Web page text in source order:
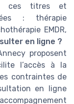
ces titres et
: thérapie
EMDR,
en ligne ?
proposent
l’accès à la
contraintes de
en ligne